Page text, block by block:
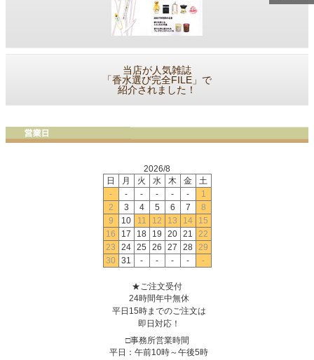
当店が人気雑誌
「香水選び完全FILE」で
紹介されました！
2026/8
日
月 火 水 木 金
土
-
- - - - -
1
2
3 4 5 6 7
8
9
10 11 12 13 14
15
16
17 18 19 20 21
22
23
24 25 26 27 28 29
30
31 - - - - -
★ご注文受付
24時間年中無休
平日15時までのご注文は
即日対応！
□事務所営業時間
平日：午前10時～午後5時